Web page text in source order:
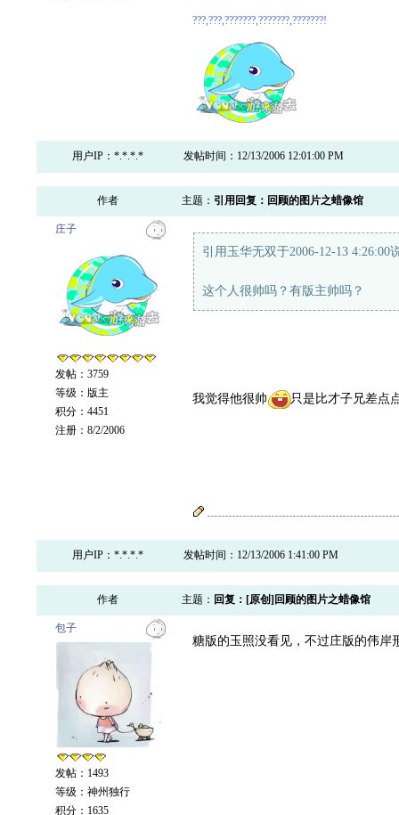
???,???,???????,???????,???????!
用户IP：*.*.*.* 发帖时间：12/13/2006 12:01:00 PM
作者 主题： 引用回复：回顾的图片之蜡像馆
庄子
发帖：3759
等级：版主
积分：4451
注册：8/2/2006
引用玉华无双于2006-12-13 4:26:00
这个人很帅吗？有版主帅吗？
我觉得他很帅 只是比才子兄差点
用户IP：*.*.*.* 发帖时间：12/13/2006 1:41:00 PM
作者 主题： 回复：[原创]回顾的图片之蜡像馆
包子
发帖：1493
等级：神州独行
积分：1635
糖版的玉照没看见，不过庄版的伟